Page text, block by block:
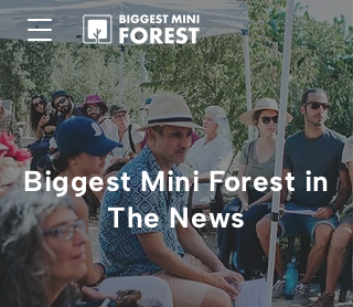
Biggest Mini Forest in
The News